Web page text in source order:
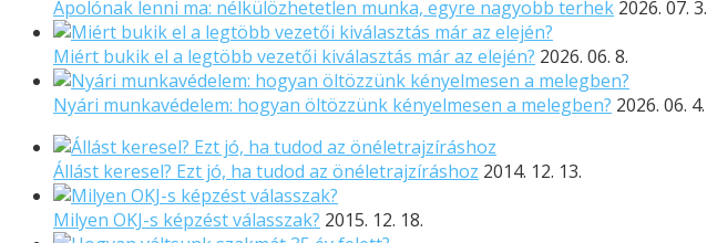
Ápolónak lenni ma: nélkülözhetetlen munka, egyre nagyobb terhek 2026. 07. 3.
Miért bukik el a legtöbb vezetői kiválasztás már az elején? 2026. 06. 8.
Nyári munkavédelem: hogyan öltözzünk kényelmesen a melegben? 2026. 06. 4.
Állást keresel? Ezt jó, ha tudod az önéletrajzíráshoz 2014. 12. 13.
Milyen OKJ-s képzést válasszak? 2015. 12. 18.